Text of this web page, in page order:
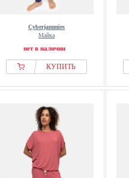
Cyberjammies
Майка
нет в наличии
КУПИТЬ